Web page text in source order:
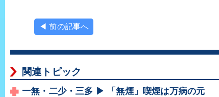
◀ 前の記事へ
関連トピック
一無・二少・三多 ▶ 「無煙」喫煙は万病の元